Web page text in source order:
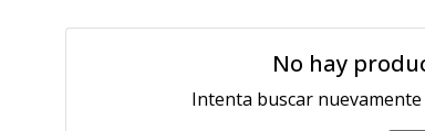
No hay
Intenta buscar